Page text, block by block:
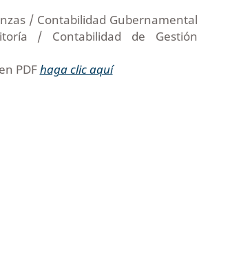
/ Contabilidad Gubernamental
/ Contabilidad de Gestión
PDFhaga clic aquí